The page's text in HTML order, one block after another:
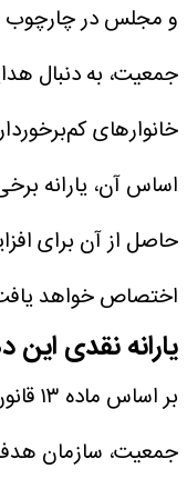
و مجلس در چارچوب
جمعیت، به دنبال
خانوارهای
اساس آن، یارانه
حاصل از آن برای
اختصاص خواهد
یارانه نقدی
بر
جمعیت، سازمان